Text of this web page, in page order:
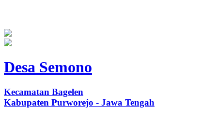
Desa Semono
Kecamatan Bagelen
Kabupaten Purworejo - Jawa Tengah